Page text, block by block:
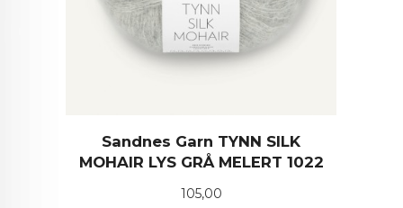
Sandnes Garn TYNN SILK
MOHAIR LYS GRÅ MELERT 1022
Pris
105,00